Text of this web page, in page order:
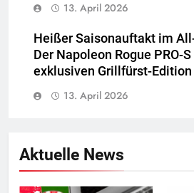
13. April 2026
Heißer Saisonauftakt im
Der Napoleon Rogue PRO-
exklusiven Grillfürst-Edition
13. April 2026
Aktuelle News